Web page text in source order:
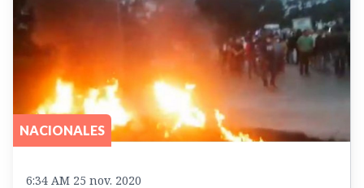
NACIONALES
6:34 AM 25 nov. 2020